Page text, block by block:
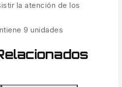
la atención de los
9 unidades